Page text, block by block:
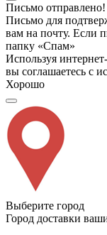
Письмо отправлено!
Письмо для
вам на почту. Если
папку «Спам»
Используя
вы соглашаетесь с
Хорошо
Выберите город
Город доставки